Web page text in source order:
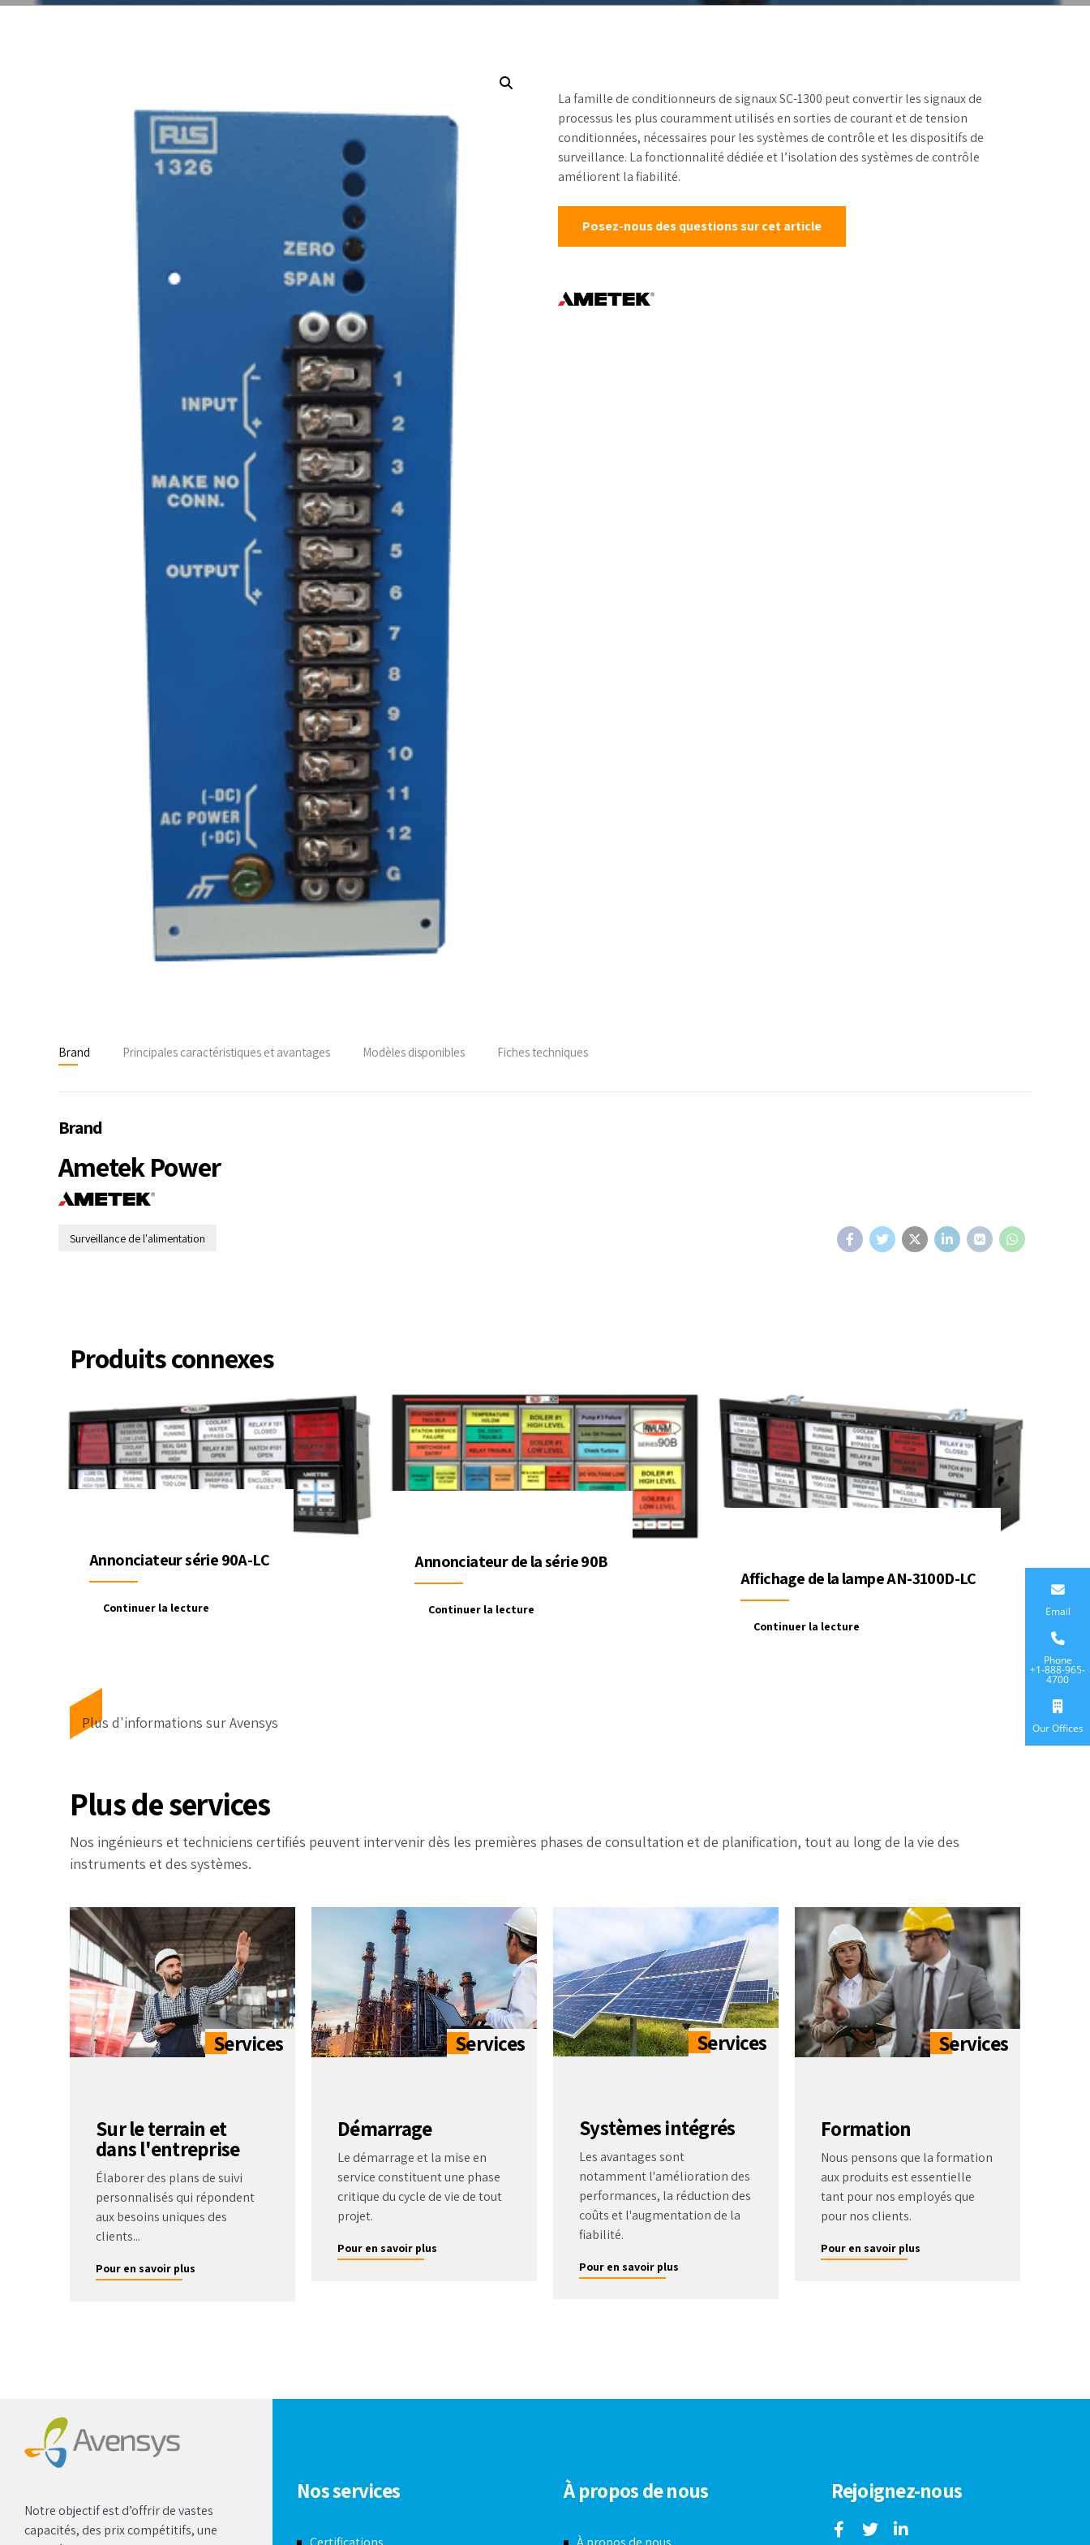
Qualité de l’eau
Échantillonneurs
d’eau
Débit canaux ouverts
Échantillonneurs
Solides en vrac et
Poussière et
Mesure de pression
Réactifs
La famille de conditionneurs de signaux SC-1300 peut convertir les signaux de
processus les plus couramment utilisés en sorties de courant et de tension
conditionnées, nécessaires pour les systèmes de contrôle et les dispositifs de
surveillance. La fonctionnalité dédiée et l’isolation des systèmes de contrôle
améliorent la fiabilité.
Posez-nous des questions sur cet article
Brand Principales caractéristiques et avantages Modèles disponibles Fiches techniques
Brand
Ametek Power
Surveillance de l'alimentation
Produits connexes
Annonciateur série 90A-LC
Continuer la lecture
Annonciateur de la série 90B
Continuer la lecture
Affichage de la lampe AN-3100D-LC
Continuer la lecture
Plus d'informations sur Avensys
Plus de services
Nos ingénieurs et techniciens certifiés peuvent intervenir dès les premières phases de consultation et de planification, tout au long de la vie des
instruments et des systèmes.
Sur le terrain et
dans l'entreprise
Élaborer des plans de suivi
personnalisés qui répondent
aux besoins uniques des
clients...
Pour en savoir plus
Démarrage
Le démarrage et la mise en
service constituent une phase
critique du cycle de vie de tout
projet.
Pour en savoir plus
Systèmes intégrés
Les avantages sont
notamment l'amélioration des
performances, la réduction des
coûts et l'augmentation de la
fiabilité.
Pour en savoir plus
Formation
Nous pensons que la formation
aux produits est essentielle
tant pour nos employés que
pour nos clients.
Pour en savoir plus
Notre objectif est d’offrir de vastes
capacités, des prix compétitifs, une
Nos services À propos de nous Rejoignez-nous
Email
Phone
+1-888-965-
4700
Our Offices